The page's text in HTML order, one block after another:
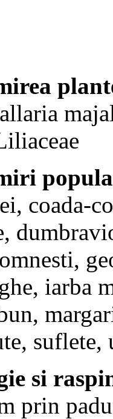
coada-
iarba
suflete,
si
prin